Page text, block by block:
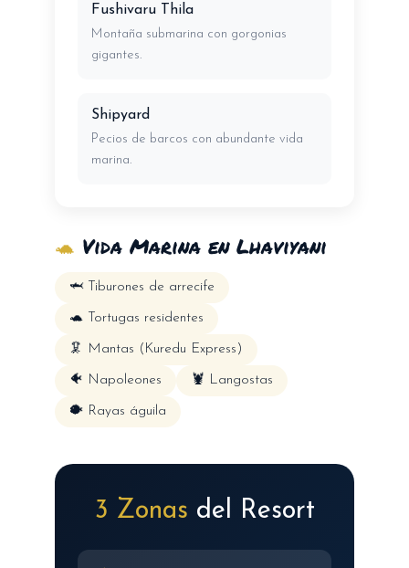
Fushivaru Thila
Montaña submarina con gorgonias
gigantes.
Shipyard
Pecios de barcos con abundante vida
marina.
🐢 Vida Marina en Lhaviyani
🦈 Tiburones de arrecife
🐢 Tortugas residentes
🦑 Mantas (Kuredu Express)
🐠 Napoleones 🦞 Langostas
🐡 Rayas águila
3 Zonas del Resort